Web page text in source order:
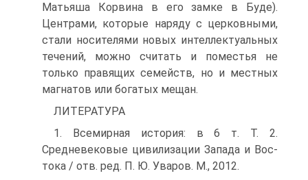
Матьяша Корвина в его замке в Буде).
Центрами, которые наряду с церковными,
стали носителями новых интеллектуальных
течений, можно считать и поместья не
только правящих се­мейств, но и местных
магнатов или богатых мещан.
ЛИТЕРАТУРА
1. Всемирная история: в 6 т. Т. 2.
Средневековые цивилизации Запада и Вос­
тока / отв. ред. П. Ю. Уваров. М., 2012.